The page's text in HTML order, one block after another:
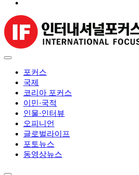
포커스
국제
코리아 포커스
이민·국적
인물·인터뷰
오피니언
글로벌라이프
포토뉴스
동영상뉴스